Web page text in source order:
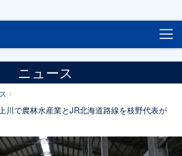
ニュース
上川で農林水産業とJR北海道路線を枝野代表が